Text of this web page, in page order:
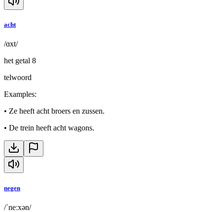
acht
/ɑxt/
het getal 8
telwoord
Examples:
• Ze heeft acht broers en zussen.
• De trein heeft acht wagons.
negen
/ˈneːxən/